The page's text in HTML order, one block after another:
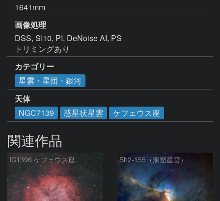
1641mm
画像処理
DSS, SI10, PI, DeNoise AI, PS
トリミングあり
カテゴリー
星雲・星団・銀河
天体
NGC7139
惑星状星雲 ケフェウス座
関連作品
IC1396 ケフェウス座 Sh2-155（洞窟星雲）